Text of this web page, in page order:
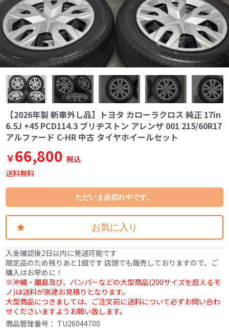
【2026年製 新車外し品】トヨタ カローラクロス 純正 17in
6.5J +45 PCD114.3 ブリヂストン アレンザ 001 215/60R17
アルファード C-HR 中古 タイヤホイールセット
￥66,800 税込
送料無料
ただいま品切れ中です。
お気に入り
入金確認後2日以内に発送可能です
限定品のため残りあと1個です 店頭でも販売しておりますので、ご
購入はお早めに！
※沖縄・離島及び、バンパーなどの大型商品(200サイズを超えるモ
ノ)は送料が別途お見積りとなります。
大型商品につきましては、ご注文前に送料について必ずお問い合わ
せくださいますようお願い致します。
商品管理番号： TU26044700